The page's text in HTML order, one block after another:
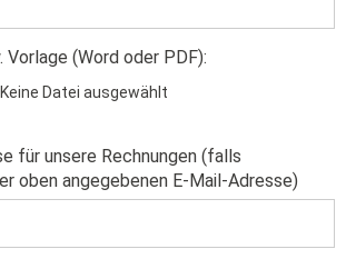
(Word oder PDF):
für unsere Rechnungen (falls
oben angegebenen E-Mail-Adresse)